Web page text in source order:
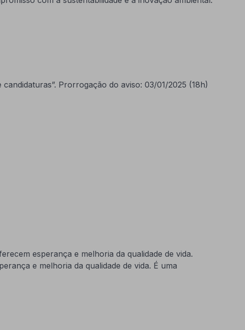
Prorrogação do aviso: 03/01/2025 (18h)
esperança e melhoria da qualidade de vida.
e melhoria da qualidade de vida. É uma